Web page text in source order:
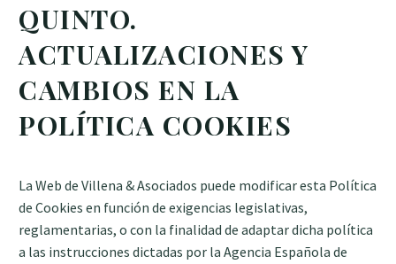
QUINTO.
ACTUALIZACIONES Y
CAMBIOS EN LA
POLÍTICA COOKIES
La Web de Villena & Asociados puede modificar esta Política
de Cookies en función de exigencias legislativas,
reglamentarias, o con la finalidad de adaptar dicha política
a las instrucciones dictadas por la Agencia Española de